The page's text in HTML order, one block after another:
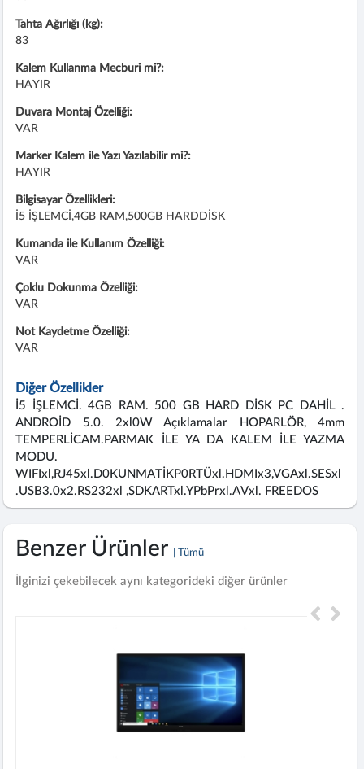
Tahta Ağırlığı (kg):
83
Kalem Kullanma Mecburi mi?:
HAYIR
Duvara Montaj Özelliği:
VAR
Marker Kalem ile Yazı Yazılabilir mi?:
HAYIR
Bilgisayar Özellikleri:
İ5 İŞLEMCİ,4GB RAM,500GB HARDDİSK
Kumanda ile Kullanım Özelliği:
VAR
Çoklu Dokunma Özelliği:
VAR
Not Kaydetme Özelliği:
VAR
Diğer Özellikler
İ5 İŞLEMCİ. 4GB RAM. 500 GB HARD DİSK PC DAHİL .
ANDROİD 5.0. 2xl0W Açıklamalar HOPARLÖR, 4mm
TEMPERLİCAM.PARMAK İLE YA DA KALEM İLE YAZMA
MODU.
WIFIxl,RJ45xl.D0KUNMATİKP0RTÜxl.HDMIx3,VGAxl.SESxl
.USB3.0x2.RS232xl ,SDKARTxl.YPbPrxl.AVxl. FREEDOS
Benzer Ürünler | Tümü
İlginizi çekebilecek aynı kategorideki diğer ürünler